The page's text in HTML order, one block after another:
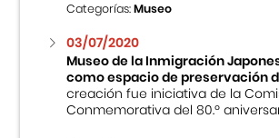
Categorías:Museo
03/07/2020
Museo de la Inmigración
como espacio de preservación
creación fue iniciativa de la
Conmemorativa del 80.º